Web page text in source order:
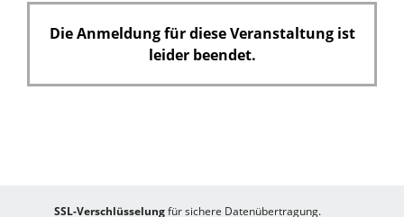
d
Die Anmeldung für diese Veranstaltung ist
leider beendet.
SSL-Verschlüsselungfür sichere Datenübertragung.